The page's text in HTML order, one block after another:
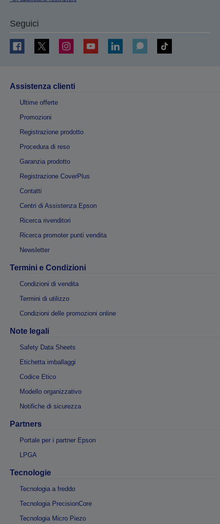
Seguici
Assistenza clienti
Ultime offerte
Promozioni
Registrazione prodotto
Procedura di reso
Garanzia prodotto
Registrazione CoverPlus
Contatti
Centri di Assistenza Epson
Ricerca rivenditori
Ricerca promoter punti vendita
Newsletter
Termini e Condizioni
Condizioni di vendita
Termini di utilizzo
Condizioni delle promozioni online
Note legali
Safety Data Sheets
Etichetta imballaggi
Codice Etico
Modello organizzativo
Notifiche di sicurezza
Partners
Portale per i partner Epson
LPGA
Tecnologie
Tecnologia a freddo
Tecnologia PrecisionCore
Tecnologia Micro Piezo